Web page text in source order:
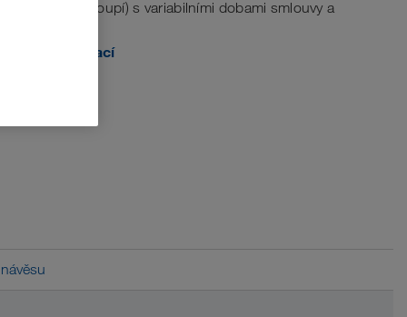
následnou koupí) s variabilními dobami smlouvy a
Více informací